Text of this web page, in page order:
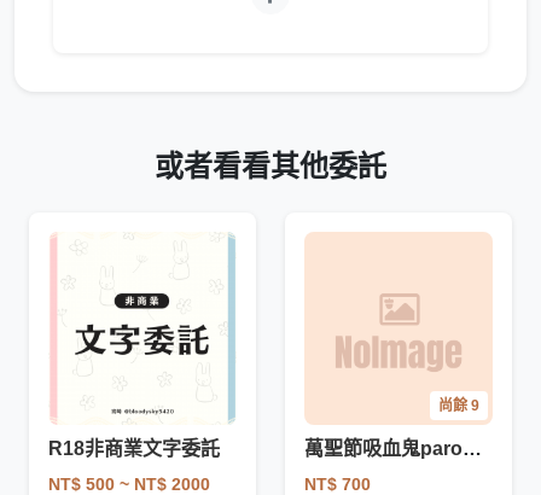
或者看看其他委託
R18非商業文字委託
NT$ 500 ~ NT$ 2000
尚餘 9
萬聖節吸血鬼paro驚喜包
NT$ 700